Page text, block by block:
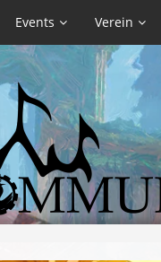
Events Verein